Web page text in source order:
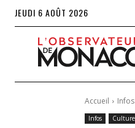
JEUDI 6 AOÛT 2026
Accueil Infos
Infos Culture